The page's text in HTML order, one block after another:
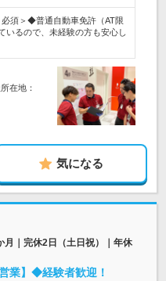
必須＞◆普通自動車免許（AT限
るので、未経験の方も安心し
在地：
気になる
月｜完休2日（土日祝）｜年休
業】◆経験者歓迎！